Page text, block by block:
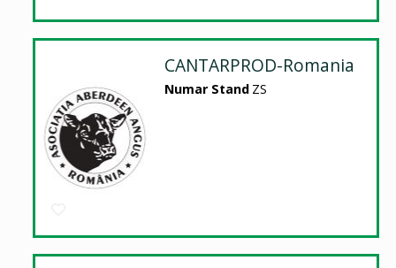
CANTARPROD-Romania
Numar Stand ZS